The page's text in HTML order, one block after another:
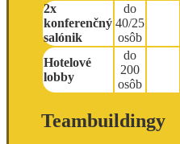
2x
konferenčný
salónik
do
40/25
osôb
Hotelové
lobby
do
200
osôb
Teambuildingy